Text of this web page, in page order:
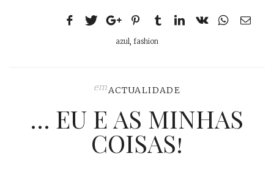
azul, fashion
emACTUALIDADE
… EU E AS MINHAS
COISAS!